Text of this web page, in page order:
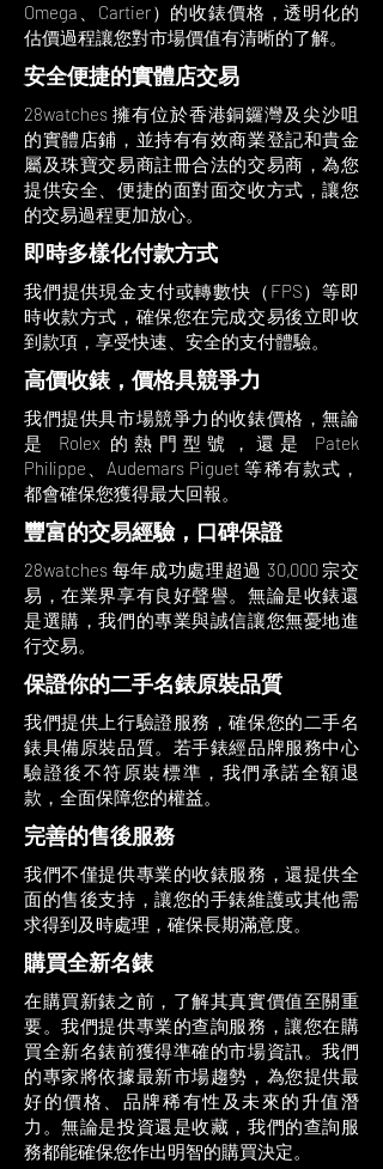
Omega、Cartier）的收錶價格，透明化的
估價過程讓您對市場價值有清晰的了解。
安全便捷的實體店交易
28watches 擁有位於香港銅鑼灣及尖沙咀
的實體店鋪，並持有有效商業登記和貴金
屬及珠寶交易商註冊合法的交易商，為您
提供安全、便捷的面對面交收方式，讓您
的交易過程更加放心。
即時多樣化付款方式
我們提供現金支付或轉數快（FPS）等即
時收款方式，確保您在完成交易後立即收
到款項，享受快速、安全的支付體驗。
高價收錶，價格具競爭力
我們提供具市場競爭力的收錶價格，無論
是 Rolex 的熱門型號，還是 Patek
Philippe、Audemars Piguet 等稀有款式，
都會確保您獲得最大回報。
豐富的交易經驗，口碑保證
28watches 每年成功處理超過 30,000 宗交
易，在業界享有良好聲譽。無論是收錶還
是選購，我們的專業與誠信讓您無憂地進
行交易。
保證你的二手名錶原裝品質
我們提供上行驗證服務，確保您的二手名
錶具備原裝品質。若手錶經品牌服務中心
驗證後不符原裝標準，我們承諾全額退
款，全面保障您的權益。
完善的售後服務
我們不僅提供專業的收錶服務，還提供全
面的售後支持，讓您的手錶維護或其他需
求得到及時處理，確保長期滿意度。
購買全新名錶
在購買新錶之前，了解其真實價值至關重
要。我們提供專業的查詢服務，讓您在購
買全新名錶前獲得準確的市場資訊。我們
的專家將依據最新市場趨勢，為您提供最
好的價格、品牌稀有性及未來的升值潛
力。無論是投資還是收藏，我們的查詢服
務都能確保您作出明智的購買決定。